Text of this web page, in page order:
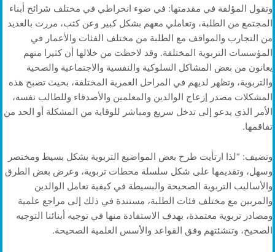
وتقول المؤلفة في مقدمتها: في ضوء انخراطي في مختلف شرائح أبناء
المجتمع من الطلبة، وتعاملي معهم بشكل كبير وعن كثب، مررت بالعديد
من التجارب والمواقف مع الطلبة من مختلف الفئات والأعمار في
المؤسسات التربوية المختلفة. وقد لاحظت من خلالها أن كثيرا منهم
يعانون من بعض المشاكل السلوكية والنفسية والاجتماعية والصحية
والتربوية، وتظهر لديهم في المراحل العمرية المختلفة، بحيث تصبح هذه
المشكلات مصدر إزعاج الوالدين والمعلمين والأصدقاء وللطالب نفسه،
الأمر الذي يدعو إلى تدخل سريع ومباشر للوقاية من المشكلة أو الحد من
تفاقمها.
وتضيف: “لذا ارتأيت طرح بعض المواضيع التربوية بشكل بسيط ومختصر
وسهل، وتقديمها على شكل سلسلة محطات تربوية، وعرض بعض الطرق
والأساليب التربوية الصحيحة والبسيطة في كيفية تعامل الوالدين
والمربين مع مختلف فئات الطلبة، مستندة في ذلك إلى مراجع علمية
ومصادر تربوية معتمدة، بهدف الاستفادة منها في توجيه أبنائنا التوجيه
الصحيح، وتنشئتهم وفق القواعد والأسس العلمية الصحيحة.